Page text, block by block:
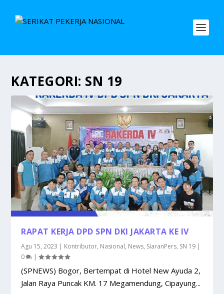
KATEGORI: SN 19
RAPAT KERJA DPD SPN DKI JAKARTA KE IV
Agu 15, 2023 | Kontributor, Nasional, News, SiaranPers, SN 19 |
0
|
(SPNEWS) Bogor, Bertempat di Hotel New Ayuda 2,
Jalan Raya Puncak KM. 17 Megamendung, Cipayung...